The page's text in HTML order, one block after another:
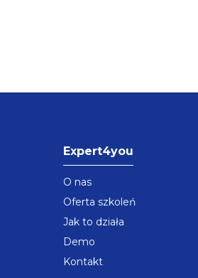
Expert4you
O nas
Oferta szkoleń
Jak to działa
Demo
Kontakt